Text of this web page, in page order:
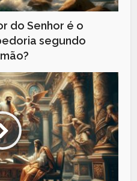
do Senhor é o
segundo